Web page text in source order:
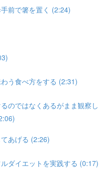
前で箸を置く (2:24)
う食べ方をする (2:31)
のではなくあるがまま観察し
あげる (2:26)
ダイエットを実践する (0:17)